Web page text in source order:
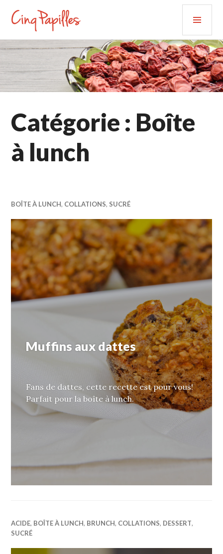
principal
CINQ PAPILLES
Catégorie : Boîte
à lunch
BOÎTE À LUNCH, COLLATIONS, SUCRÉ
Muffins aux dattes
Fans de dattes, cette recette est pour vous!
Parfait pour la boîte à lunch.
ACIDE, BOÎTE À LUNCH, BRUNCH, COLLATIONS, DESSERT,
SUCRÉ